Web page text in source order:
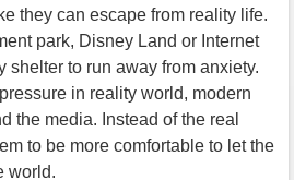
they can escape from reality life.
park, Disney Land or Internet
shelter to run away from anxiety.
in reality world, modern
the media. Instead of the real
to be more comfortable to let the
world.